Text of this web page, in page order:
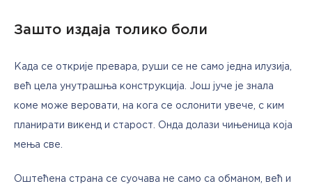
Зашто издаја толико боли
Када се открије превара, руши се не само једна илузија,
већ цела унутрашња конструкција. Још јуче је знала
коме може веровати, на кога се ослонити увече, с ким
планирати викенд и старост. Онда долази чињеница која
мења све.
Оштећена страна се суочава не само са обманом, већ и